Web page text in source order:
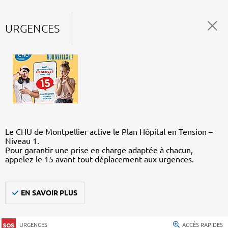
URGENCES
Le CHU de Montpellier active le Plan Hôpital en Tension –
Niveau 1.
Pour garantir une prise en charge adaptée à chacun,
appelez le 15 avant tout déplacement aux urgences.
EN SAVOIR PLUS
URGENCES ACCÈS RAPIDES